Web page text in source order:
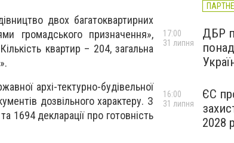
двох багатоквартирних
громадського призначення»,
квартир – 204, загальна
архі-тектурно-будівельної
дозвільного характеру. З
1694 декларації про готовність
ДБР
17:00
31 липня
ЄС
2028
16:00
31 липня